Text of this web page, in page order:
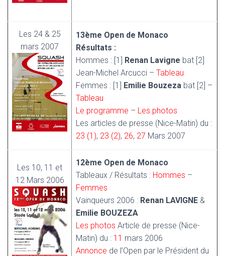
Les 24 & 25
mars 2007
13ème Open de Monaco
Résultats :
Hommes : [1] Renan Lavigne bat [2]
Jean-Michel Arcucci – Tableau
Femmes : [1] Emilie Bouzeza bat [2] –
Tableau
Le programme – Les photos
Les articles de presse (Nice-Matin) du :
23 (1), 23 (2), 26, 27 Mars 2007
Les 10, 11 et
12 Mars 2006
12ème Open de Monaco
Tableaux / Résultats : Hommes –
Femmes
Vainqueurs 2006 : Renan LAVIGNE &
Emilie BOUZEZA
Les photos Article de presse (Nice-
Matin) du : 11 mars 2006
Annonce de l’Open par le Président du